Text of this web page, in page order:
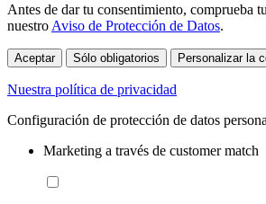
Antes de dar tu consentimiento, comprueba
nuestro Aviso de Protección de Datos.
Aceptar Sólo obligatorios Personalizar la
Nuestra política de privacidad
Configuración de protección de datos
Marketing a través de customer match